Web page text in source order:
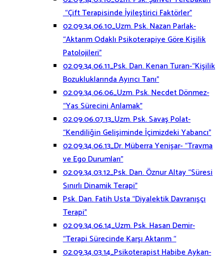
“Çift Terapisinde İyileştirici Faktörler”
02.09.34.06.10_Uzm. Psk. Nazan Parlak-
“Aktarım Odaklı Psikoterapiye Göre Kişilik
Patolojileri”
02.09.34.06.11_Psk. Dan. Kenan Turan-“Kişilik
Bozukluklarında Ayırıcı Tanı”
02.09.34.06.06_Uzm. Psk. Necdet Dönmez-
“Yas Sürecini Anlamak”
02.09.06.07.13_Uzm. Psk. Savaş Polat-
“Kendiliğin Gelişiminde İçimizdeki Yabancı”
02.09.34.06.13_Dr. Müberra Yenişar- “Travma
ve Ego Durumları”
02.09.34.03.12_Psk. Dan. Öznur Altay “Süresi
Sınırlı Dinamik Terapi”
Psk. Dan. Fatih Usta “Diyalektik Davranışçı
Terapi”
02.09.34.06.14_Uzm. Psk. Hasan Demir-
“Terapi Sürecinde Karşı Aktarım “
02.09.34.03.14_Psikoterapist Habibe Aykan-